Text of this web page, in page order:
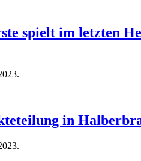
spielt im letzten
.
in
.